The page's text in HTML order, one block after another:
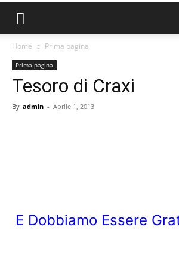
Home Prima pagina
Prima pagina
Tesoro di Craxi
By admin - Aprile 1, 2013
E Dobbiamo Essere